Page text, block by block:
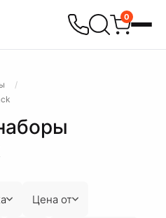
0
Цена от